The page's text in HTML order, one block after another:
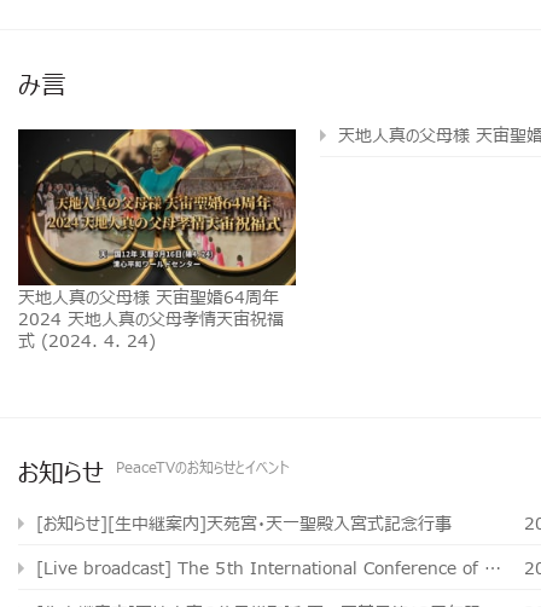
み言
天地人真の父母様 天宙聖婚64周年
2024 天地人真の父母孝情天宙祝福
式 (2024. 4. 24)
天地人真の父母様 天宙聖婚64周年 2024 天地人真の父母孝情天
お知らせ PeaceTVのお知らせとイベント
[お知らせ][生中継案内]天苑宮・天一聖殿入宮式記念行事
[Live broadcast] The 5th International Conference of Hyojeong Academy